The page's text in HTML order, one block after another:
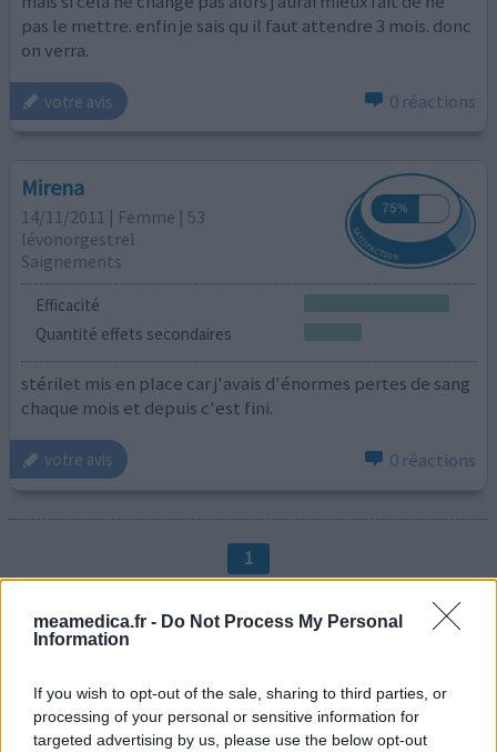
meamedica.fr - Do Not Process My Personal
Information
If you wish to opt-out of the sale, sharing to third parties, or
processing of your personal or sensitive information for
targeted advertising by us, please use the below opt-out
pas le mettre. enfin je sais qu il faut attendre 3 mois. donc
on verra.
votre avis 0 réactions
Mirena
14/11/2011 | Femme | 53
lévonorgestrel
Saignements
Efficacité
Quantité effets secondaires
stérilet mis en place car j'avais d'énormes pertes de sang
chaque mois et depuis c'est fini.
votre avis 0 réactions
1
Médicaments avec le plus grand nombre d'avis
Glande thyroïde - hypothyroïdie (à action lente)
Mirena (1581)